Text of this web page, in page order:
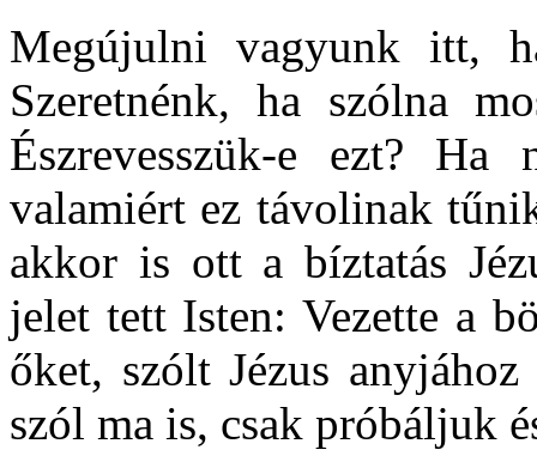
Megújulni vagyunk itt,
Szeretnénk, ha szólna
Észrevesszük-e ezt?
valamiért ez távolinak
akkor is ott a bíztatás
jelet tett Isten: Vezette a
őket, szólt Jézus
szól ma is, csak próbáljuk